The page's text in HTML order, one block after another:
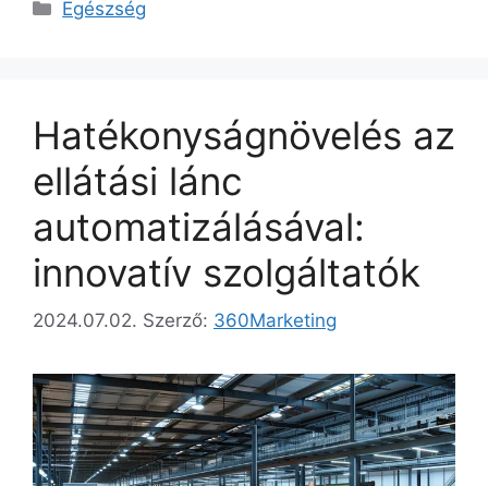
Egészség
Hatékonyságnövelés az
ellátási lánc
automatizálásával:
innovatív szolgáltatók
2024.07.02. Szerző: 360Marketing